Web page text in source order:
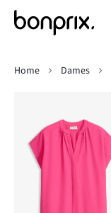
Home
Dames